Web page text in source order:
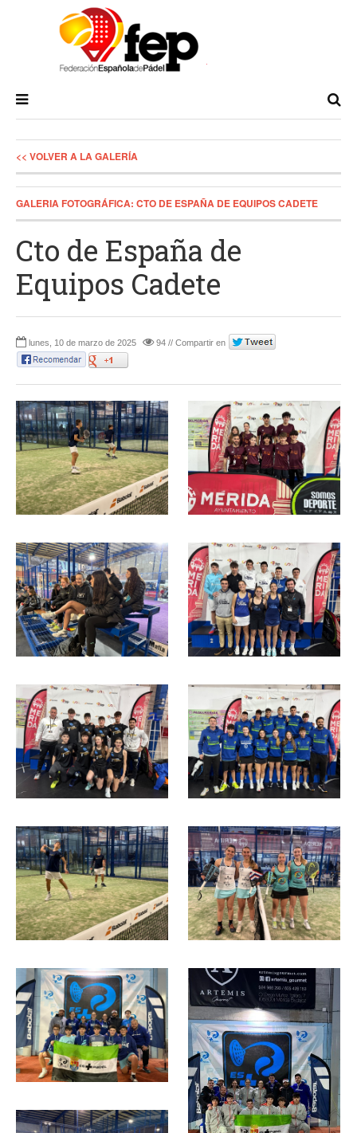
<< VOLVER A LA GALERÍA
GALERIA FOTOGRÁFICA: CTO DE ESPAÑA DE EQUIPOS CADETE
Cto de España de
Equipos Cadete
lunes, 10 de marzo de 2025 94 // Compartir en